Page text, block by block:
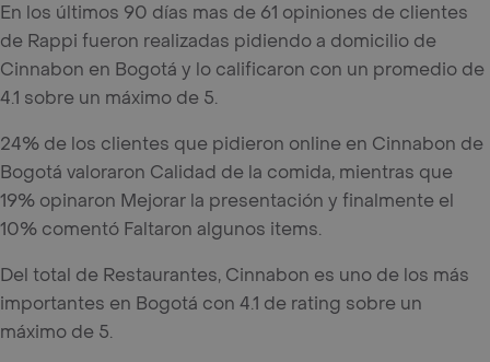
En los últimos 90 días mas de 61 opiniones de clientes
de Rappi fueron realizadas pidiendo a domicilio de
Cinnabon en Bogotá y lo calificaron con un promedio de
4.1 sobre un máximo de 5.
24% de los clientes que pidieron online en Cinnabon de
Bogotá valoraron Calidad de la comida, mientras que
19% opinaron Mejorar la presentación y finalmente el
10% comentó Faltaron algunos items.
Del total de Restaurantes, Cinnabon es uno de los más
importantes en Bogotá con 4.1 de rating sobre un
máximo de 5.